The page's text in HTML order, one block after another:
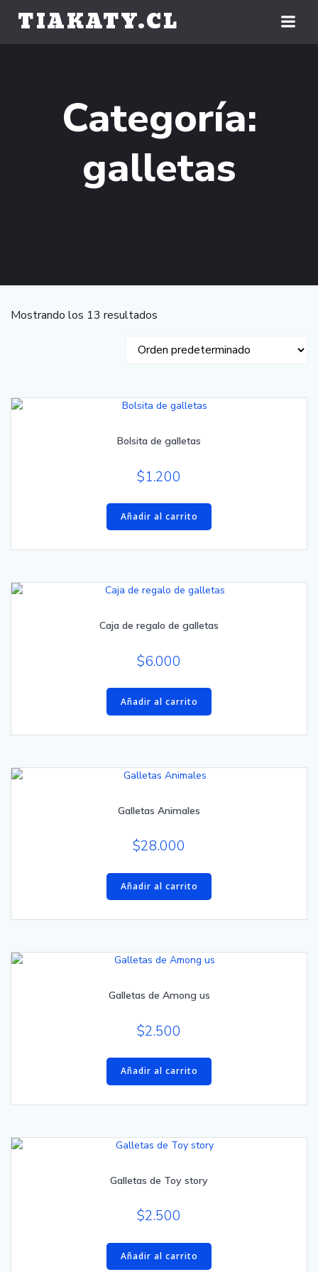
al
TIAKATY.CL
Categoría:
galletas
Mostrando los 13 resultados
Bolsita de galletas
$1.200
Añadir al carrito
Caja de regalo de galletas
$6.000
Añadir al carrito
Galletas Animales
$28.000
Añadir al carrito
Galletas de Among us
$2.500
Añadir al carrito
Galletas de Toy story
$2.500
Añadir al carrito